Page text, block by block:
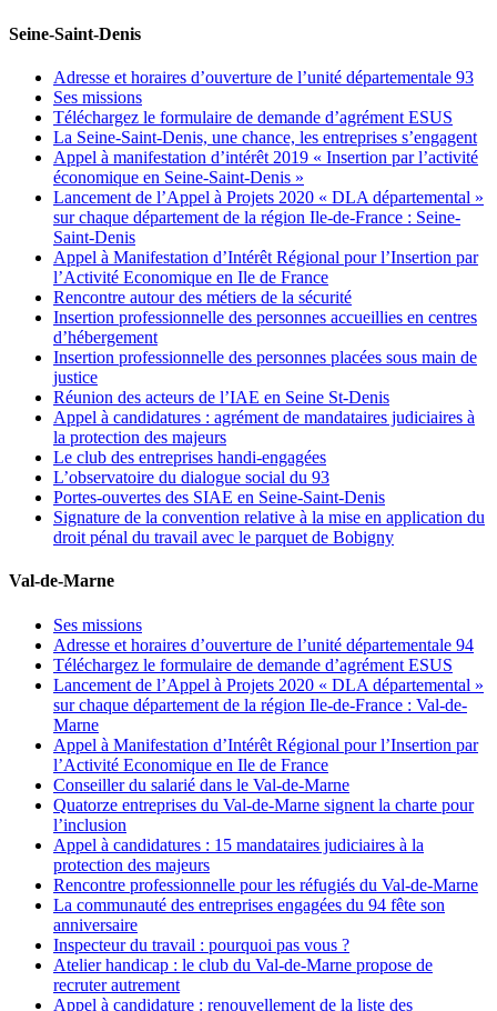
Seine-Saint-Denis
Adresse et horaires d’ouverture de l’unité départementale 93
Ses missions
Téléchargez le formulaire de demande d’agrément ESUS
La Seine-Saint-Denis, une chance, les entreprises s’engagent
Appel à manifestation d’intérêt 2019 « Insertion par l’activité
économique en Seine-Saint-Denis »
Lancement de l’Appel à Projets 2020 « DLA départemental »
sur chaque département de la région Ile-de-France : Seine-
Saint-Denis
Appel à Manifestation d’Intérêt Régional pour l’Insertion par
l’Activité Economique en Ile de France
Rencontre autour des métiers de la sécurité
Insertion professionnelle des personnes accueillies en centres
d’hébergement
Insertion professionnelle des personnes placées sous main de
justice
Réunion des acteurs de l’IAE en Seine St-Denis
Appel à candidatures : agrément de mandataires judiciaires à
la protection des majeurs
Le club des entreprises handi-engagées
L’observatoire du dialogue social du 93
Portes-ouvertes des SIAE en Seine-Saint-Denis
Signature de la convention relative à la mise en application du
droit pénal du travail avec le parquet de Bobigny
Val-de-Marne
Ses missions
Adresse et horaires d’ouverture de l’unité départementale 94
Téléchargez le formulaire de demande d’agrément ESUS
Lancement de l’Appel à Projets 2020 « DLA départemental »
sur chaque département de la région Ile-de-France : Val-de-
Marne
Appel à Manifestation d’Intérêt Régional pour l’Insertion par
l’Activité Economique en Ile de France
Conseiller du salarié dans le Val-de-Marne
Quatorze entreprises du Val-de-Marne signent la charte pour
l’inclusion
Appel à candidatures : 15 mandataires judiciaires à la
protection des majeurs
Rencontre professionnelle pour les réfugiés du Val-de-Marne
La communauté des entreprises engagées du 94 fête son
anniversaire
Inspecteur du travail : pourquoi pas vous ?
Atelier handicap : le club du Val-de-Marne propose de
recruter autrement
Appel à candidature : renouvellement de la liste des